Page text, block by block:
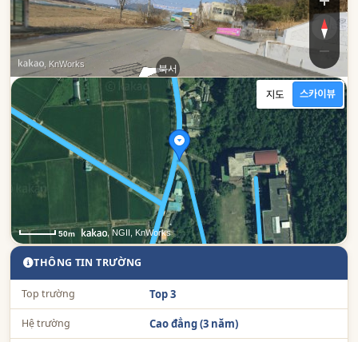
북서
남동
, KnWorks
50m , NGII, KnWorks
THÔNG TIN TRƯỜNG
Top trường Top 3
Hệ trường Cao đẳng (3 năm)